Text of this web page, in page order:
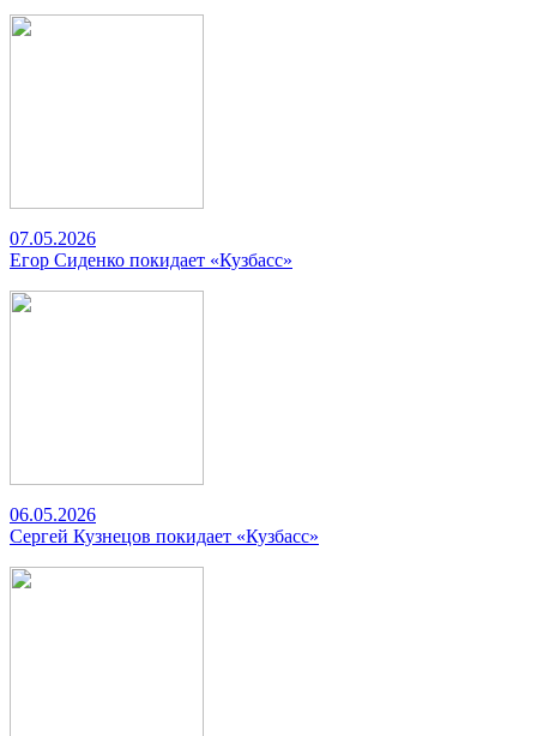
07.05.2026
Егор Сиденко покидает «Кузбасс»
06.05.2026
Сергей Кузнецов покидает «Кузбасс»